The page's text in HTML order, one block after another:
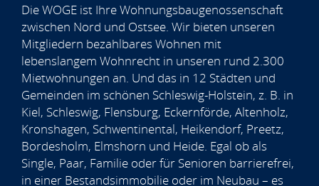
Die WOGE ist Ihre Wohnungsbaugenossenschaft
zwischen Nord und Ostsee. Wir bieten unseren
Mitgliedern bezahlbares Wohnen mit
lebenslangem Wohnrecht in unseren rund 2.300
Mietwohnungen an. Und das in 12 Städten und
Gemeinden im schönen Schleswig-Holstein, z. B. in
Kiel, Schleswig, Flensburg, Eckernförde, Altenholz,
Kronshagen, Schwentinental, Heikendorf, Preetz,
Bordesholm, Elmshorn und Heide. Egal ob als
Single, Paar, Familie oder für Senioren barrierefrei,
in einer Bestandsimmobilie oder im Neubau – es